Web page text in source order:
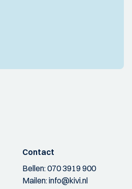
Contact
Bellen:070 3919 900
Mailen:info@kivi.nl